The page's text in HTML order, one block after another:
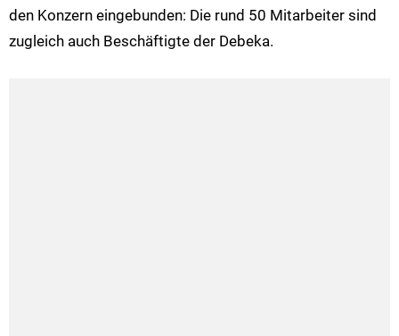
den Konzern eingebunden: Die rund 50 Mitarbeiter sind
zugleich auch Beschäftigte der Debeka.